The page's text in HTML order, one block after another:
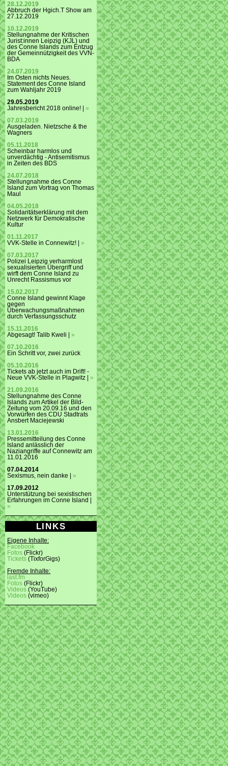
28.12.2019
Abbruch der Hgich.T Show am
27.12.2019
10.12.2019
Stellungnahme der Kritischen
Jurist:innen Leipzig (KJL) und
des Conne Islands zum Entzug
der Gemeinnützigkeit des VVN-
BDA
24.07.2019
Im Osten nichts Neues.
Statement des Conne Island
zum Wahljahr 2019
29.05.2019
Jahresbericht 2018 online! | »
07.03.2019
Ausgeladen. Nietzsche & the
Wagners
05.11.2018
Scheinbar harmlos und
unverdächtig - Antisemitismus
in Zeiten des BDS
24.07.2018
Stellungnahme des Conne
Island zum Vortrag von Thomas
Maul
04.05.2018
Solidaritätserklärung mit dem
Netzwerk für Demokratische
Kultur
01.11.2017
VVK-Stelle in Connewitz! | »
07.03.2017
Polizei Leipzig verharmlost
sexualisierten Übergriff und
wirft dem Conne Island zu
Unrecht Rassismus vor
15.02.2017
Conne Island gewinnt Klage
gegen
Überwachungsmaßnahmen
durch Verfassungsschutz
15.11.2016
Abgesagt! Talib Kweli | »
07.10.2016
Ein Schritt vor, zwei zurück
05.10.2016
Tickets ab jetzt auch im Drift! -
Neue VVK-Stelle in Plagwitz | »
21.09.2016
Stellungnahme des Conne
Islands zum Artikel der Bild-
Zeitung vom 20.09.16 und den
Vorwürfen des CDU Stadtrats
Ansbert Maciejewski
13.01.2016
Pressemitteilung des Conne
Island anlässlich der
Naziangriffe auf Connewitz am
11.01.2016
07.04.2014
Sexismus, nein danke | »
17.09.2012
Unterstützung bei sexistischen
Erfahrungen im Conne Island |
»
LINKS
Eigene Inhalte:
Facebook
Fotos (Flickr)
Tickets (TixforGigs)
Fremde Inhalte:
last.fm
Fotos (Flickr)
Videos (YouTube)
Videos (vimeo)